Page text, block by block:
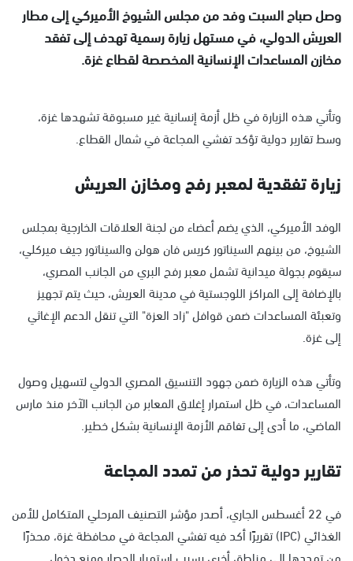
وصل صباح السبت وفد من مجلس الشيوخ الأميركي إلى مطار
العريش الدولي، في مستهل زيارة رسمية تهدف إلى تفقد
مخازن المساعدات الإنسانية المخصصة لقطاع غزة.
وتأتي هذه الزيارة في ظل أزمة إنسانية غير مسبوقة تشهدها غزة،
وسط تقارير دولية تؤكد تفشي المجاعة في شمال القطاع.
زيارة تفقدية لمعبر رفح ومخازن العريش
الوفد الأميركي، الذي يضم أعضاء من لجنة العلاقات الخارجية بمجلس
الشيوخ، من بينهم السيناتور كريس فان هولن والسيناتور جيف ميركلي،
سيقوم بجولة ميدانية تشمل معبر رفح البري من الجانب المصري،
بالإضافة إلى المراكز اللوجستية في مدينة العريش، حيث يتم تجهيز
وتعبئة المساعدات ضمن قوافل "زاد العزة" التي تنقل الدعم الإغاثي
إلى غزة.
وتأتي هذه الزيارة ضمن جهود التنسيق المصري الدولي لتسهيل وصول
المساعدات، في ظل استمرار إغلاق المعابر من الجانب الآخر منذ مارس
الماضي، ما أدى إلى تفاقم الأزمة الإنسانية بشكل خطير.
تقارير دولية تحذر من تمدد المجاعة
في 22 أغسطس الجاري، أصدر مؤشر التصنيف المرحلي المتكامل للأمن
الغذائي (IPC) تقريرًا أكد فيه تفشي المجاعة في محافظة غزة، محذرًا